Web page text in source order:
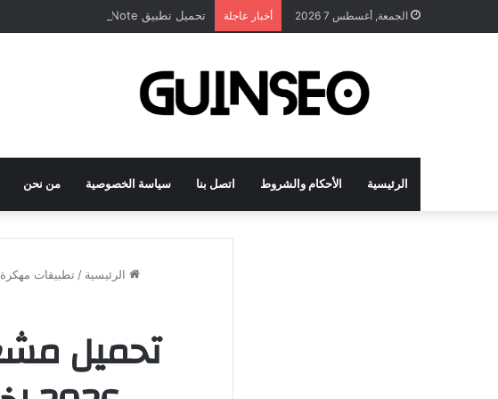
الجمعة, أغسطس 7 2026 أخبار عاجلة تحميل تطبيق DrawNote مهكر 2026 النسخة المدفوعة للأندرويد مجاناً
الرئيسية الأحكام والشروط اتصل بنا سياسة الخصوصية من نحن
الرئيسية / تطبيقات مهكرة